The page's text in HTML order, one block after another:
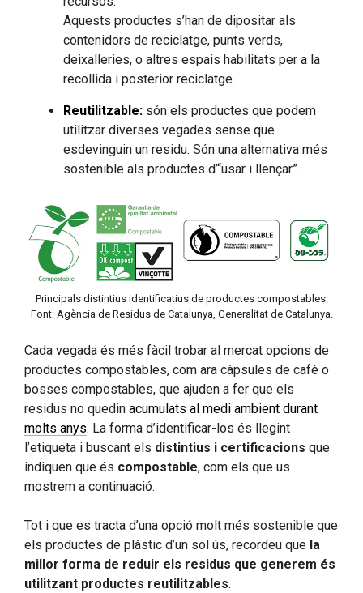
Aquests productes s’han de dipositar als
contenidors de reciclatge, punts verds,
deixalleries, o altres espais habilitats per a la
recollida i posterior reciclatge.
Reutilitzable: són els productes que podem
utilitzar diverses vegades sense que
esdevinguin un residu. Són una alternativa més
sostenible als productes d’“usar i llençar”.
Principals distintius identificatius de productes compostables.
Font: Agència de Residus de Catalunya, Generalitat de Catalunya.
Cada vegada és més fàcil trobar al mercat opcions de
productes compostables, com ara càpsules de cafè o
bosses compostables, que ajuden a fer que els
residus no quedin acumulats al medi ambient durant
molts anys. La forma d’identificar-los és llegint
l’etiqueta i buscant els distintius i certificacions que
indiquen que és compostable, com els que us
mostrem a continuació.
Tot i que es tracta d’una opció molt més sostenible que
els productes de plàstic d’un sol ús, recordeu que la
millor forma de reduir els residus que generem és
utilitzant productes reutilitzables.